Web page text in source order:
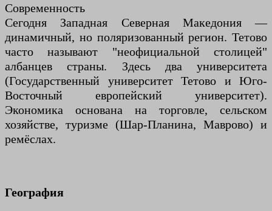
Современность
Сегодня Западная Северная Македония —
динамичный, но поляризованный регион. Тетово
часто называют "неофициальной столицей"
албанцев страны. Здесь два университета
(Государственный университет Тетово и Юго-
Восточный европейский университет).
Экономика основана на торговле, сельском
хозяйстве, туризме (Шар-Планина, Маврово) и
ремёслах.
География